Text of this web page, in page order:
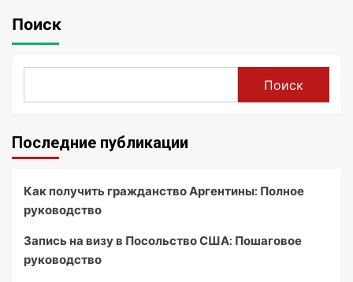
Поиск
Поиск
Последние публикации
Как получить гражданство Аргентины: Полное
руководство
Запись на визу в Посольство США: Пошаговое
руководство